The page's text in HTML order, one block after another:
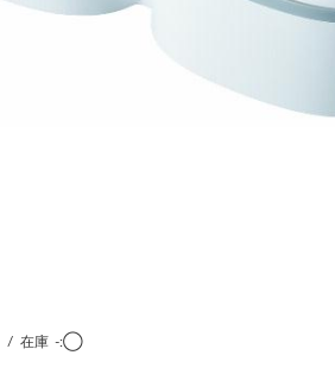
/ 在庫 -:◯